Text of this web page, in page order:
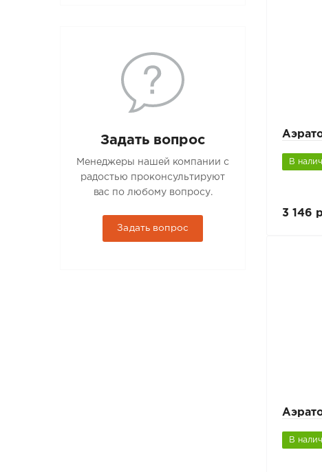
Задать вопрос
Менеджеры нашей компании с
радостью проконсультируют
вас по любому вопросу.
Задать вопрос
В
3 146
В